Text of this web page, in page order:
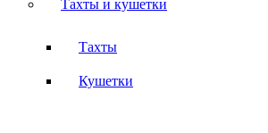
Тахты и кушетки
Тахты
Кушетки